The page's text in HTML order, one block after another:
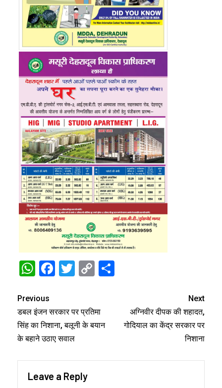
WhatsApp
Facebook
Twitter
Copy
Previous
डबल इंजन सरकार पर प्रतिमा
सिंह का निशाना, बलूनी के बयान
के बहाने उठाए सवाल
Next
अग्निवीर दीपक की शहादत,
गोदियाल का केंद्र सरकार पर
निशाना
Leave a Reply